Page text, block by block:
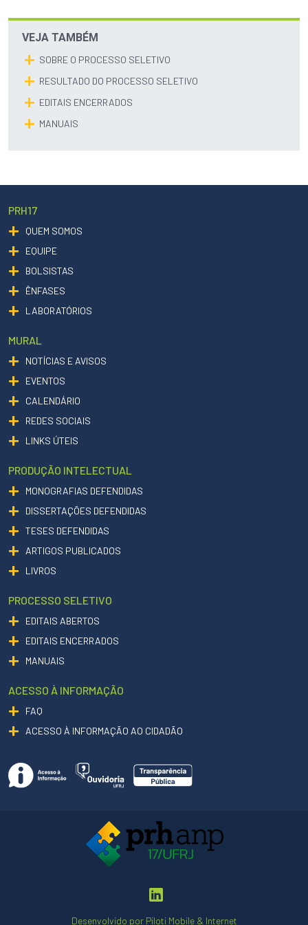
VEJA TAMBÉM
SOBRE O PROCESSO SELETIVO
RESULTADO DO PROCESSO SELETIVO
EDITAIS ENCERRADOS
MANUAIS
PRH17
QUEM SOMOS
EQUIPE
BOLSISTAS
ÊNFASES
LABORATÓRIOS
MURAL
NOTÍCIAS E AVISOS
EVENTOS
CALENDÁRIO
REDES SOCIAIS
LINKS ÚTEIS
PRODUÇÃO INTELECTUAL
MONOGRAFIAS DEFENDIDAS
DISSERTAÇÕES DEFENDIDAS
TESES DEFENDIDAS
ARTIGOS PUBLICADOS
LIVROS
PROCESSO SELETIVO
EDITAIS ABERTOS
EDITAIS ENCERRADOS
MANUAIS
ACESSO À INFORMAÇÃO
FAQ
ACESSO À INFORMAÇÃO AO CIDADÃO
Desenvolvido por Piloti Mobile & Internet